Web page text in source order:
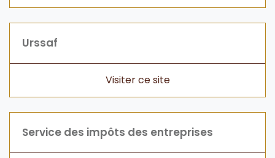
Urssaf
Service des impôts des entreprises